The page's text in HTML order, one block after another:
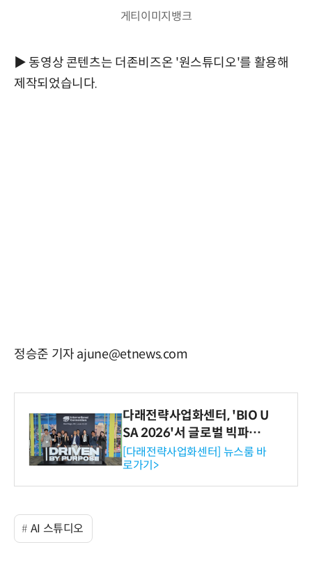
게티이미지뱅크
▶ 동영상 콘텐츠는 더존비즈온 '원스튜디오'를 활용해
제작되었습니다.
정승준 기자 ajune@etnews.com
다래전략사업화센터, 'BIO U
SA 2026'서 글로벌 빅파마
와의 비즈니스 미팅 지원…K
-바이오 해외 진출 교두보 확
보
[다래전략사업화센터] 뉴스룸 바
로가기>
AI 스튜디오